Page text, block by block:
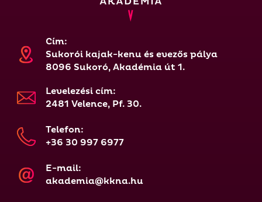
Cím:
Sukorói kajak-kenu és evezős pálya
8096 Sukoró, Akadémia út 1.
Levelezési cím:
2481 Velence, Pf. 30.
Telefon:
+36 30 997 6977
E-mail:
akademia@kkna.hu